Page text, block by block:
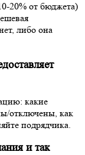
20% от бюджета)
либо она
какие
отключены, как
подрядчика.
и так